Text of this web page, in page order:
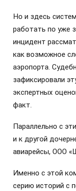
Но и здесь
работать по уже
инцидент
как возможное
аэропорта.
зафиксировали
экспертных
факт.
Параллельно с
и к другой
авиарейсы, ООО
Именно с этой
серию историй с